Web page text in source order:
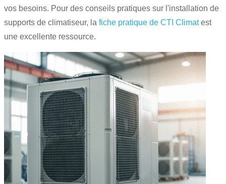
vos besoins. Pour des conseils pratiques sur l'installation de
supports de climatiseur, la fiche pratique de CTI Climatest
une excellente ressource.